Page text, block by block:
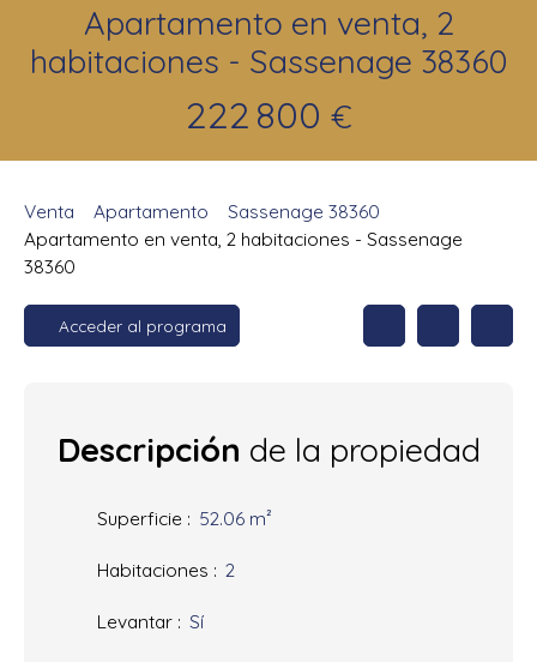
Apartamento en venta, 2
habitaciones - Sassenage 38360
222 800 €
Venta Apartamento
Sassenage 38360
Apartamento en venta, 2 habitaciones - Sassenage
38360
Acceder al programa
Descripción de la propiedad
Superficie : 52.06 m²
Habitaciones : 2
Levantar : Sí